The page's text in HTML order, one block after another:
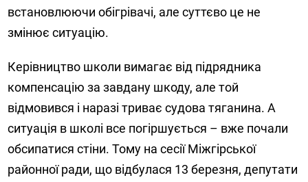
встановлюючи обігрівачі, але суттєво це не
змінює ситуацію.
Керівництво школи вимагає від підрядника
компенсацію за завдану шкоду, але той
відмовився і наразі триває судова тяганина. А
ситуація в школі все погіршується – вже почали
обсипатися стіни. Тому на сесії Міжгірської
районної ради, що відбулася 13 березня, депутати